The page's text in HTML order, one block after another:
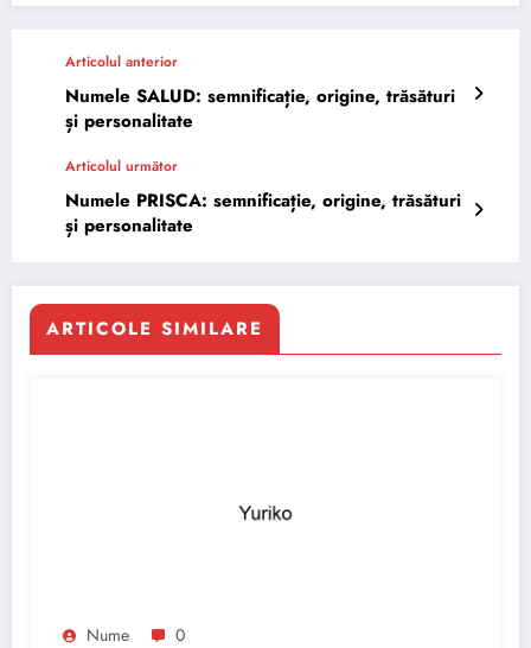
Articolul anterior
Numele SALUD: semnificație, origine, trăsături
și personalitate
Articolul următor
Numele PRISCA: semnificație, origine, trăsături
și personalitate
ARTICOLE SIMILARE
Nume 0